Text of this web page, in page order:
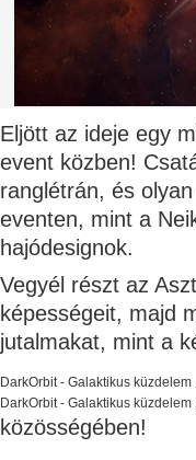
Eljött az ideje egy
event közben!
ranglétrán, és
eventen, mint a
hajódesignok.
Vegyél részt az
képességeit, majd
jutalmakat, mint a
DarkOrbit - Galaktikus küzdelem
DarkOrbit - Galaktikus küzdelem
közösségében!